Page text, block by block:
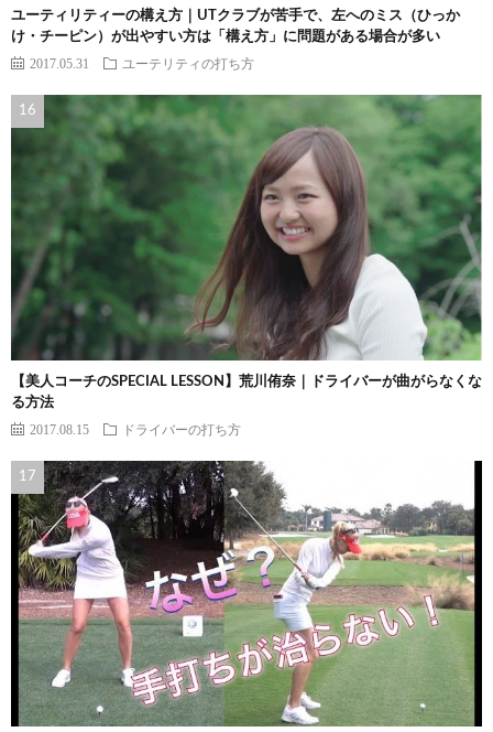
ユーティリティーの構え方｜UTクラブが苦手で、左へのミス（ひっか
け・チーピン）が出やすい方は「構え方」に問題がある場合が多い
2017.05.31 ユーテリティの打ち方
【美人コーチのSPECIAL LESSON】荒川侑奈｜ドライバーが曲がらなくな
る方法
2017.08.15 ドライバーの打ち方